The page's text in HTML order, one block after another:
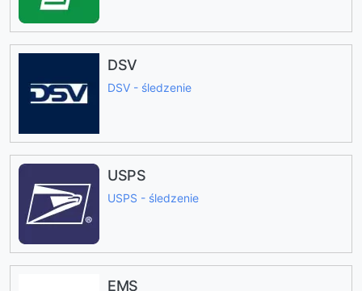
DSV
DSV - śledzenie
USPS
USPS - śledzenie
EMS